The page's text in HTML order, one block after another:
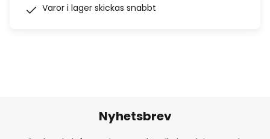
Varor i lager skickas snabbt
Nyhetsbrev